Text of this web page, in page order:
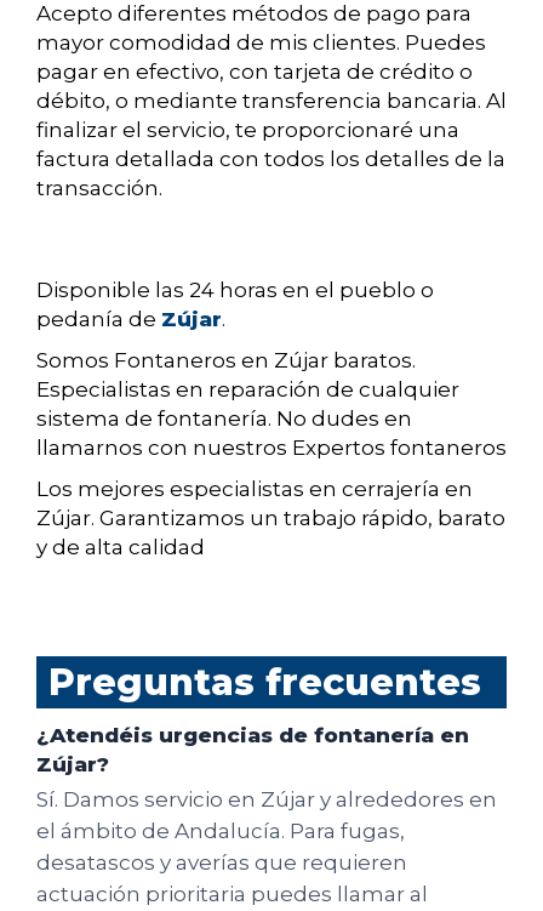
Acepto diferentes métodos de pago para
mayor comodidad de mis clientes. Puedes
pagar en efectivo, con tarjeta de crédito o
débito, o mediante transferencia bancaria. Al
finalizar el servicio, te proporcionaré una
factura detallada con todos los detalles de la
transacción.
Disponible las 24 horas en el pueblo o
pedanía de Zújar.
Somos Fontaneros en Zújar baratos.
Especialistas en reparación de cualquier
sistema de fontanería. No dudes en
llamarnos con nuestros Expertos fontaneros
Los mejores especialistas en cerrajería en
Zújar. Garantizamos un trabajo rápido, barato
y de alta calidad
Preguntas frecuentes
¿Atendéis urgencias de fontanería en
Zújar?
Sí. Damos servicio en Zújar y alrededores en
el ámbito de Andalucía. Para fugas,
desatascos y averías que requieren
actuación prioritaria puedes llamar al